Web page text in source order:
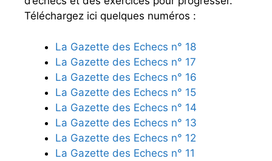
Téléchargez ici quelques numéros :
La Gazette des Echecs n° 18
La Gazette des Echecs n° 17
La Gazette des Echecs n° 16
La Gazette des Echecs n° 15
La Gazette des Echecs n° 14
La Gazette des Echecs n° 13
La Gazette des Echecs n° 12
La Gazette des Echecs n° 11